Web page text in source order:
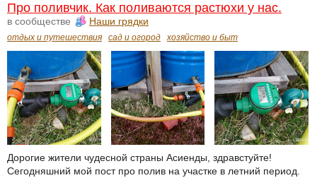
Про поливчик. Как поливаются растюхи у нас.
в сообществе Наши грядки
отдых и путешествия сад и огород хозяйство и быт
Дорогие жители чудесной страны Асиенды, здравстуйте!
Сегодняшний мой пост про полив на участке в летний период.